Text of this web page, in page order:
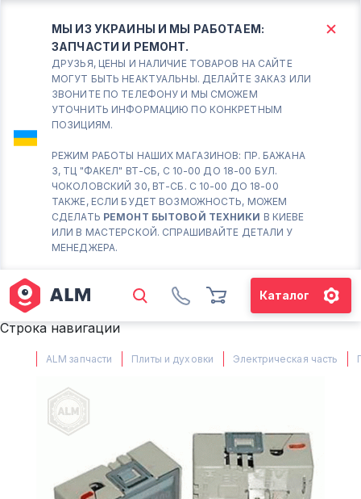
МЫ ИЗ УКРАИНЫ И МЫ РАБОТАЕМ:
ЗАПЧАСТИ И РЕМОНТ.
ДРУЗЬЯ, ЦЕНЫ И НАЛИЧИЕ ТОВАРОВ НА САЙТЕ
МОГУТ БЫТЬ НЕАКТУАЛЬНЫ. ДЕЛАЙТЕ ЗАКАЗ ИЛИ
ЗВОНИТЕ ПО ТЕЛЕФОНУ И МЫ СМОЖЕМ
УТОЧНИТЬ ИНФОРМАЦИЮ ПО КОНКРЕТНЫМ
ПОЗИЦИЯМ.
РЕЖИМ РАБОТЫ НАШИХ МАГАЗИНОВ: ПР. БАЖАНА
3, ТЦ "ФАКЕЛ" ВТ-СБ, С 10-00 ДО 18-00 БУЛ.
ЧОКОЛОВСКИЙ 30, ВТ-СБ. С 10-00 ДО 18-00
ТАКЖЕ, ЕСЛИ БУДЕТ ВОЗМОЖНОСТЬ, МОЖЕМ
СДЕЛАТЬ РЕМОНТ БЫТОВОЙ ТЕХНИКИ В КИЕВЕ
ИЛИ В МАСТЕРСКОЙ. СПРАШИВАЙТЕ ДЕТАЛИ У
МЕНЕДЖЕРА.
Каталог
КИЕВ БОРИСПОЛЬ
Вт.- Сб.
10:00 - 18:00
Соломенский район - ВТ-
СБ. с 10-00 до 18-00
(098) 672 76 42
(063) 722 37 14
М. ХАРЬКОВСКАЯ - ВТ-СБ, С
10-00 ДО 18-00
(063) 527 27 00
Строка навигации
ALM запчасти Плиты и духовки Электрическая часть